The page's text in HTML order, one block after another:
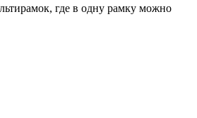
где в одну рамку можно